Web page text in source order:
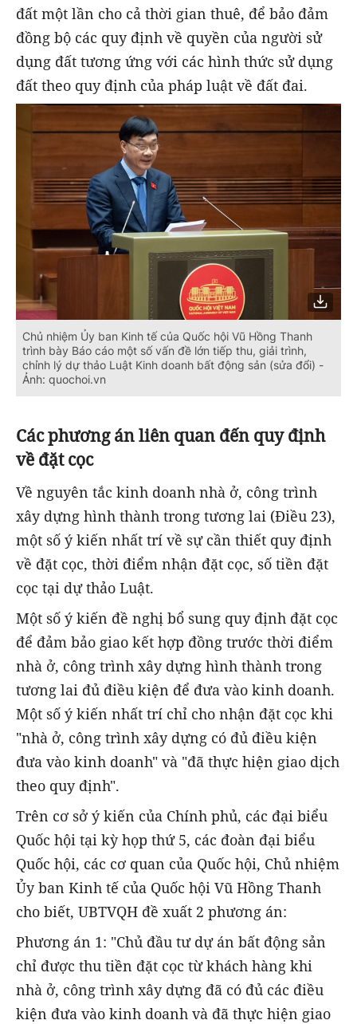
đất một lần cho cả thời gian thuê, để bảo đảm
đồng bộ các quy định về quyền của người sử
dụng đất tương ứng với các hình thức sử dụng
đất theo quy định của pháp luật về đất đai.
Chủ nhiệm Ủy ban Kinh tế của Quốc hội Vũ Hồng Thanh
trình bày Báo cáo một số vấn đề lớn tiếp thu, giải trình,
chỉnh lý dự thảo Luật Kinh doanh bất động sản (sửa đổi) -
Ảnh: quochoi.vn
Các phương án liên quan đến quy định
về đặt cọc
Về nguyên tắc kinh doanh nhà ở, công trình
xây dựng hình thành trong tương lai (Điều 23),
một số ý kiến nhất trí về sự cần thiết quy định
về đặt cọc, thời điểm nhận đặt cọc, số tiền đặt
cọc tại dự thảo Luật.
Một số ý kiến đề nghị bổ sung quy định đặt cọc
để đảm bảo giao kết hợp đồng trước thời điểm
nhà ở, công trình xây dựng hình thành trong
tương lai đủ điều kiện để đưa vào kinh doanh.
Một số ý kiến nhất trí chỉ cho nhận đặt cọc khi
"nhà ở, công trình xây dựng có đủ điều kiện
đưa vào kinh doanh" và "đã thực hiện giao dịch
theo quy định".
Trên cơ sở ý kiến của Chính phủ, các đại biểu
Quốc hội tại kỳ họp thứ 5, các đoàn đại biểu
Quốc hội, các cơ quan của Quốc hội, Chủ nhiệm
Ủy ban Kinh tế của Quốc hội Vũ Hồng Thanh
cho biết, UBTVQH đề xuất 2 phương án:
Phương án 1: "Chủ đầu tư dự án bất động sản
chỉ được thu tiền đặt cọc từ khách hàng khi
nhà ở, công trình xây dựng đã có đủ các điều
kiện đưa vào kinh doanh và đã thực hiện giao